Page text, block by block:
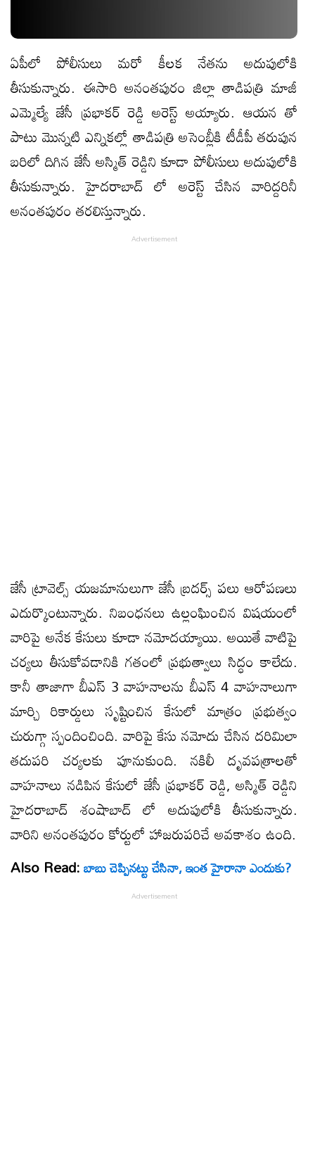
ఏపీలో పోలీసులు మరో కీలక నేతను అదుపులోకి
తీసుకున్నారు. ఈసారి అనంతపురం జిల్లా తాడిపత్రి మాజీ
ఎమ్మెల్యే జేసీ ప్రభాకర్ రెడ్డి అరెస్ట్ అయ్యారు. ఆయన తో
పాటు మొన్నటి ఎన్నికల్లో తాడిపత్రి అసెంబ్లీకి టీడీపీ తరుపున
బరిలో దిగిన జేసీ అస్మిత్ రెడ్డిని కూడా పోలీసులు అదుపులోకి
తీసుకున్నారు. హైదరాబాద్ లో అరెస్ట్ చేసిన వారిద్దరినీ
అనంతపురం తరలిస్తున్నారు.
జేసీ ట్రావెల్స్ యజమానులుగా జేసీ బ్రదర్స్ పలు ఆరోపణలు
ఎదుర్కొంటున్నారు. నిబంధనలు ఉల్లంఘించిన విషయంలో
వారిపై అనేక కేసులు కూడా నమోదయ్యాయి. అయితే వాటిపై
చర్యలు తీసుకోవడానికి గతంలో ప్రభుత్వాలు సిద్ధం కాలేదు.
కానీ తాజాగా బీఎస్ 3 వాహనాలను బీఎస్ 4 వాహనాలుగా
మార్చి రికార్డులు సృష్టించిన కేసులో మాత్రం ప్రభుత్వం
చురుగ్గా స్పందించింది. వారిపై కేసు నమోదు చేసిన దరిమిలా
తదుపరి చర్యలకు పూనుకుంది. నకిలీ దృవపత్రాలతో
వాహనాలు నడిపిన కేసులో జేసీ ప్రభాకర్ రెడ్డి, అస్మిత్ రెడ్డిని
హైదరాబాద్ శంషాబాద్ లో అదుపులోకి తీసుకున్నారు.
వారిని అనంతపురం కోర్టులో హాజరుపరిచే అవకాశం ఉంది.
Also Read:బాబు చెప్పినట్టు చేసినా, ఇంత హైరానా ఎందుకు?